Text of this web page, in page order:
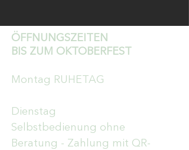
ÖFFNUNGSZEITEN
BIS ZUM OKTOBERFEST
Montag RUHETAG
Dienstag
Selbstbedienung ohne
Beratung - Zahlung mit QR-